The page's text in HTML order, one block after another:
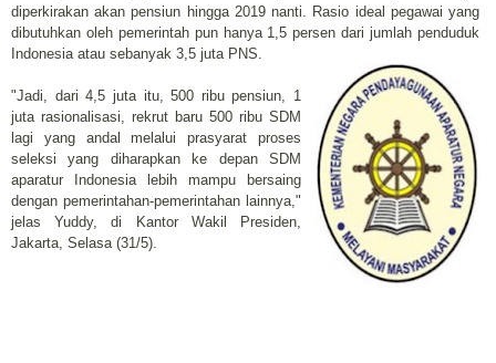
diperkirakan akan pensiun hingga 2019 nanti. Rasio ideal pegawai yang
dibutuhkan oleh pemerintah pun hanya 1,5 persen dari jumlah penduduk
Indonesia atau sebanyak 3,5 juta PNS.
"Jadi, dari 4,5 juta itu, 500 ribu pensiun, 1
juta rasionalisasi, rekrut baru 500 ribu SDM
lagi yang andal melalui prasyarat proses
seleksi yang diharapkan ke depan SDM
aparatur Indonesia lebih mampu bersaing
dengan pemerintahan-pemerintahan lainnya,"
jelas Yuddy, di Kantor Wakil Presiden,
Jakarta, Selasa (31/5).